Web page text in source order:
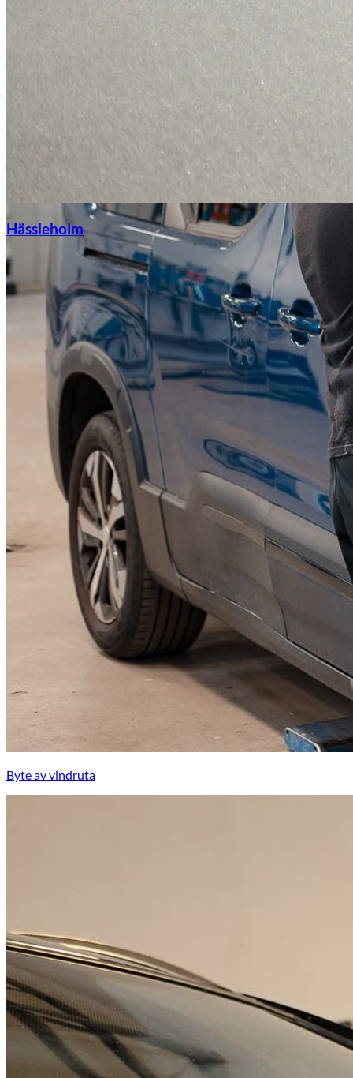
KGM Pickups
Fordonstyp
PickupTransportbilPersonbil
Visa alla fordon
Byte av vindruta
Hässleholm